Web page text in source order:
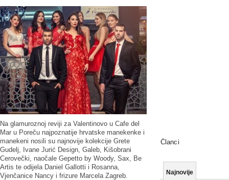
Na glamuroznoj reviji za Valentinovo u Cafe del
Mar u Poreču najpoznatije hrvatske manekenke i
manekeni nosili su najnovije kolekcije Grete
Gudelj, Ivane Jurić Design, Galeb, Kišobrani
Cerovečki, naočale Gepetto by Woody, Sax, Be
Artis te odijela Daniel Gallotti i Rosanna,
Vjenčanice Nancy i frizure Marcela Zagreb.
Članci
Najnovije